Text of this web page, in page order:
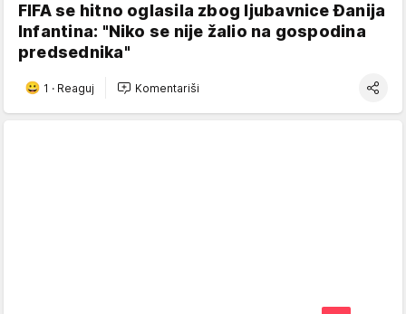
FIFA se hitno oglasila zbog ljubavnice Đanija
Infantina: "Niko se nije žalio na gospodina
predsednika"
1 · Reaguj Komentariši